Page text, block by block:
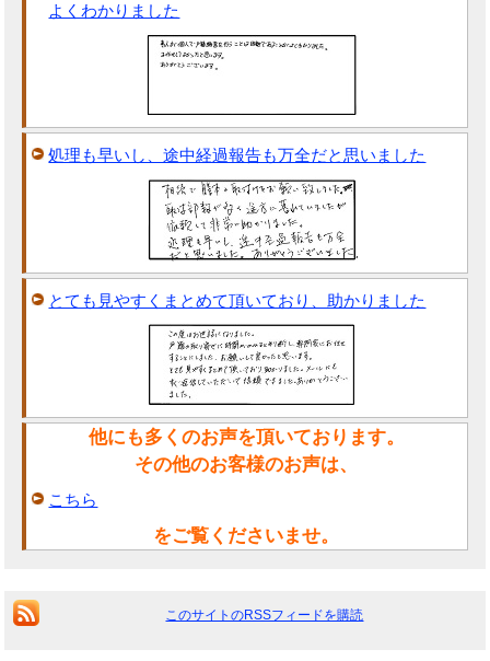
よくわかりました
処理も早いし、途中経過報告も万全だと思いました
とても見やすくまとめて頂いており、助かりました
他にも多くのお声を頂いております。
その他のお客様のお声は、
こちら
をご覧くださいませ。
このサイトのRSSフィードを購読